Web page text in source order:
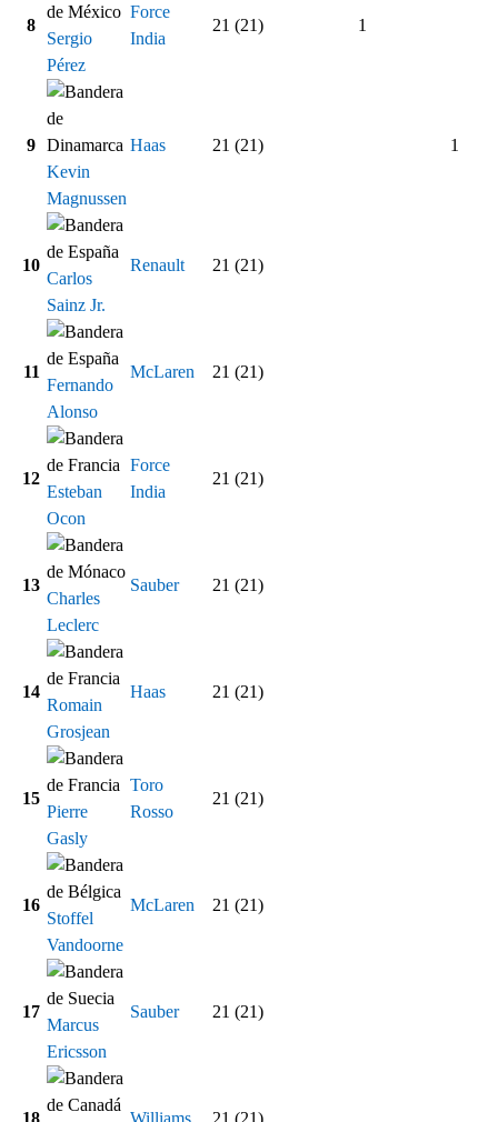
8
Sergio
Pérez
Force
India
21 (21) 1
9
Kevin
Magnussen
Haas 21 (21) 1
10
Carlos
Sainz Jr.
Renault 21 (21)
11
Fernando
Alonso
McLaren 21 (21)
12
Esteban
Ocon
Force
India
21 (21)
13
Charles
Leclerc
Sauber 21 (21)
14
Romain
Grosjean
Haas 21 (21)
15
Pierre
Gasly
Toro
Rosso
21 (21)
16
Stoffel
Vandoorne
McLaren 21 (21)
17
Marcus
Ericsson
Sauber 21 (21)
18 Williams 21 (21)